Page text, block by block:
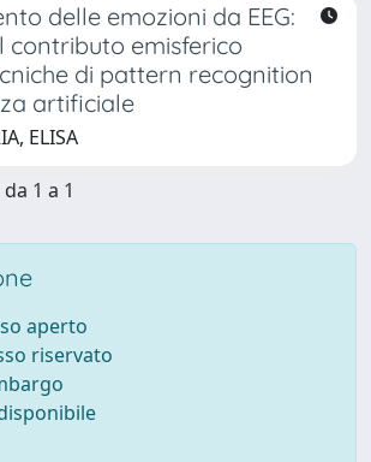
delle emozioni da EEG:
contributo emisferico
di pattern recognition
artificiale
ELISA
1 a 1
aperto
riservato